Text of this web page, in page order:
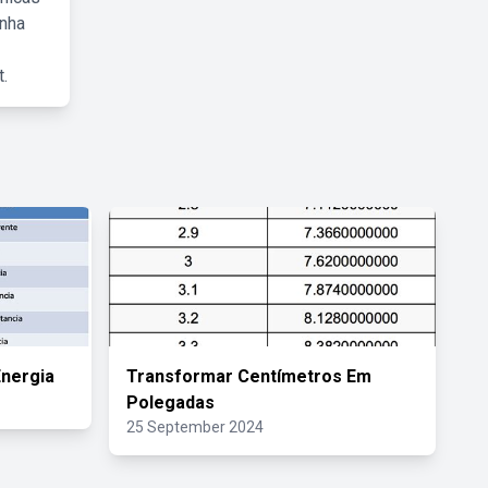
Transformar Centímetros Em
Polegadas
25 September 2024